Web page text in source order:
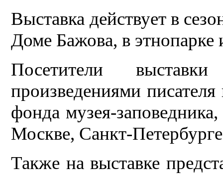
Выставка действует в
Доме Бажова, в
Посетители
произведениями
фонда музея-
Москве, Санкт-
Также на выставке